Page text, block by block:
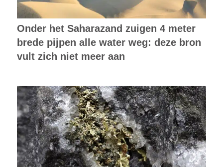
Onder het Saharazand zuigen 4 meter
brede pijpen alle water weg: deze bron
vult zich niet meer aan